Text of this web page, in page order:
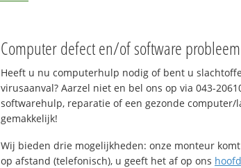
Computer defect en/of software
Heeft u nu computerhulp nodig of bent u
virusaanval? Aarzel niet en bel ons op via 043-
softwarehulp, reparatie of een gezonde computer/
gemakkelijk!
Wij bieden drie mogelijkheden: onze monteur
op afstand (telefonisch), u geeft het af op ons